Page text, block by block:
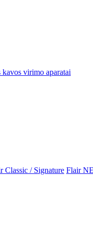
kavos virimo aparatai
Classic / Signature Flair